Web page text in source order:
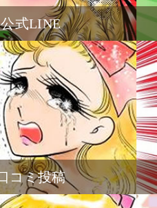
式LINE
コミ投稿